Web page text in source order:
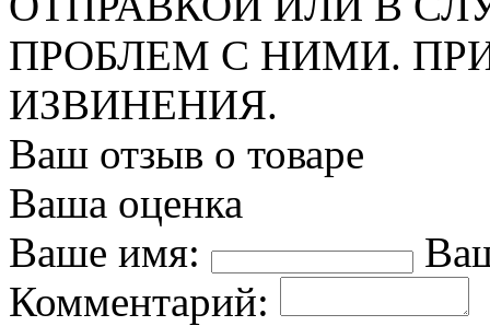
ПРОБЛЕМ С НИМИ.
ИЗВИНЕНИЯ.
Ваш отзыв о товаре
Ваша оценка
Ваше имя:
Комментарий: